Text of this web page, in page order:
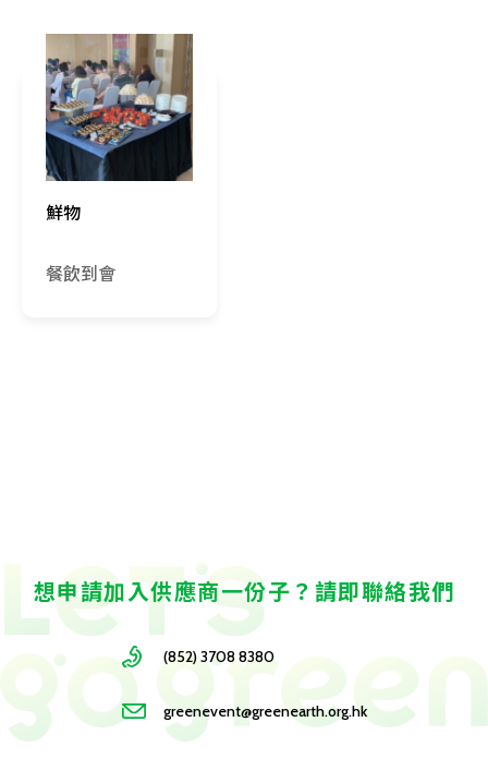
鮮物
餐飲到會
想申請加入供應商一份子？請即聯絡我們
(852) 3708 8380
greenevent@greenearth.org.hk